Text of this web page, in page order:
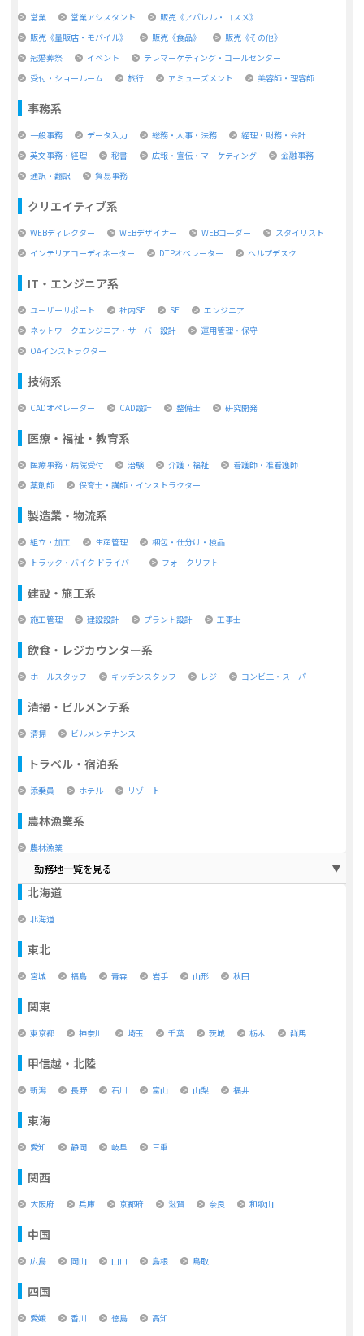
営業 営業アシスタント
販売《アパレル・コスメ》
販売《量販店・モバイル》
販売《食品》
販売《その他》
冠婚葬祭
イベント
テレマーケティング・コールセンター
受付・ショールーム
旅行 アミューズメント 美容師・理容師
事務系
一般事務 データ入力 総務・人事・法務
経理・財務・会計
英文事務・経理
秘書 広報・宣伝・マーケティング
金融事務
通訳・翻訳
貿易事務
クリエイティブ系
WEBディレクター WEBデザイナー WEBコーダー
スタイリスト
インテリアコーディネーター
DTPオペレーター ヘルプデスク
IT・エンジニア系
ユーザーサポート 社内SE SE
エンジニア
ネットワークエンジニア・サーバー設計
運用管理・保守
OAインストラクター
技術系
CADオペレーター CAD設計 整備士 研究開発
医療・福祉・教育系
医療事務・病院受付 治験 介護・福祉
看護師・准看護師
薬剤師
保育士・講師・インストラクター
製造業・物流系
組立・加工 生産管理
梱包・仕分け・検品
トラック・バイク ドライバー
フォークリフト
建設・施工系
施工管理 建設設計 プラント設計 工事士
飲食・レジカウンター系
ホールスタッフ キッチンスタッフ レジ コンビ二・スーパー
清掃・ビルメンテ系
清掃 ビルメンテナンス
トラベル・宿泊系
添乗員 ホテル リゾート
農林漁業系
農林漁業
勤務地一覧を見る
北海道
北海道
東北
宮城 福島 青森 岩手 山形 秋田
関東
東京都 神奈川 埼玉 千葉 茨城 栃木 群馬
甲信越・北陸
新潟 長野 石川 富山 山梨 福井
東海
愛知 静岡 岐阜 三重
関西
大阪府 兵庫 京都府 滋賀 奈良 和歌山
中国
広島 岡山 山口 島根 鳥取
四国
愛媛 香川 徳島 高知